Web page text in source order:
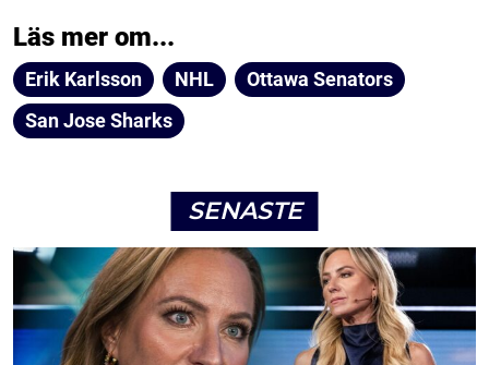
Läs mer om...
Erik Karlsson NHL
Ottawa Senators
San Jose Sharks
SENASTE